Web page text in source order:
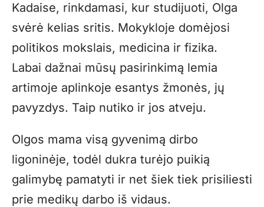
Kadaise, rinkdamasi, kur studijuoti, Olga
svėrė kelias sritis. Mokykloje domėjosi
politikos mokslais, medicina ir fizika.
Labai dažnai mūsų pasirinkimą lemia
artimoje aplinkoje esantys žmonės, jų
pavyzdys. Taip nutiko ir jos atveju.
Olgos mama visą gyvenimą dirbo
ligoninėje, todėl dukra turėjo puikią
galimybę pamatyti ir net šiek tiek prisiliesti
prie medikų darbo iš vidaus.